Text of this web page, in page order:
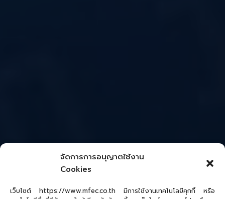
จัดการการอนุญาตใช้งาน
Cookies
เว็บไซต์ https://www.mfec.co.th มีการใช้งานเทคโนโลยีคุกกี้ หรือ